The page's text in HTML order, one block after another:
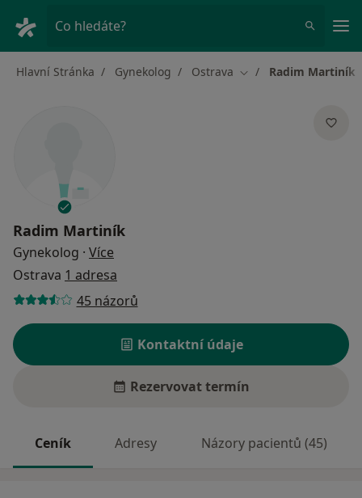
Co hledáte?
Hlavní Stránka Gynekolog Ostrava Změna města
Radim Martiník
Radim Martiník
Gynekolog · Více
Ostrava 1 adresa
45 názorů
Kontaktní údaje
Rezervovat termín
Ceník Adresy Názory pacientů (45)